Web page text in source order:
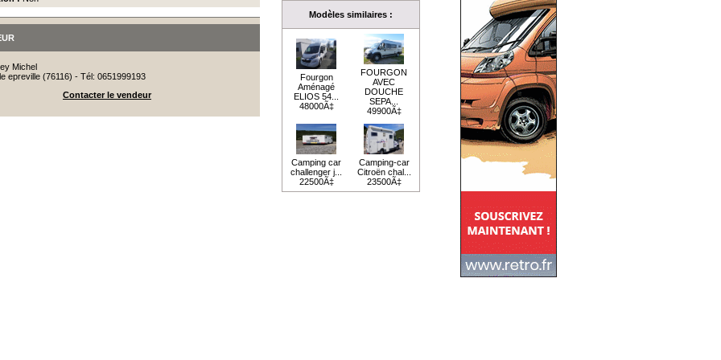
Modèles similaires :
Fourgon
Aménagé
ELIOS 54...
48000Ã‡
FOURGON
AVEC
DOUCHE
SEPA...
49900Ã‡
Camping car
challenger j...
22500Ã‡
Camping-car
Citroën chal...
23500Ã‡
Michel
epreville (76116) - Tél: 0651999193
Contacter le vendeur